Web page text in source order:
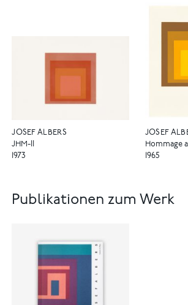
JOSEF ALBERS
JHM-II
1973
JOSEF
Hommage
1965
Publikationen zum Werk